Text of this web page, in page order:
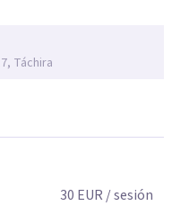
hasta el diseño de
meta es brindarte
formación
a mis estudios en
comunitaria y
ofrecerte una atención
aquí para escucharte y
resignificación y
Táchira
30 EUR / sesión